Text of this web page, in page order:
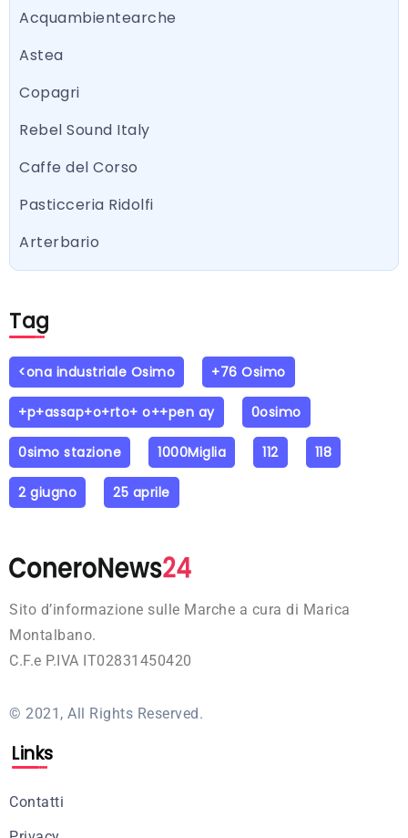
Acquambientearche
Astea
Copagri
Rebel Sound Italy
Caffe del Corso
Pasticceria Ridolfi
Arterbario
Tag
<ona industriale Osimo +76 Osimo
+p+assap+o+rto+ o++pen ay 0osimo
0simo stazione 1000Miglia 112 118
2 giugno 25 aprile
Sito d’informazione sulle Marche a cura di Marica
Montalbano.
C.F.e P.IVA IT02831450420
© 2021, All Rights Reserved.
Links
Contatti